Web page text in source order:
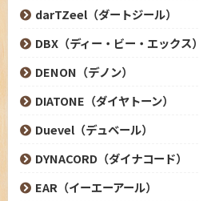
darTZeel（ダートジール）
DBX（ディー・ビー・エックス）
DENON（デノン）
DIATONE（ダイヤトーン）
Duevel（デュベール）
DYNACORD（ダイナコード）
EAR（イーエーアール）